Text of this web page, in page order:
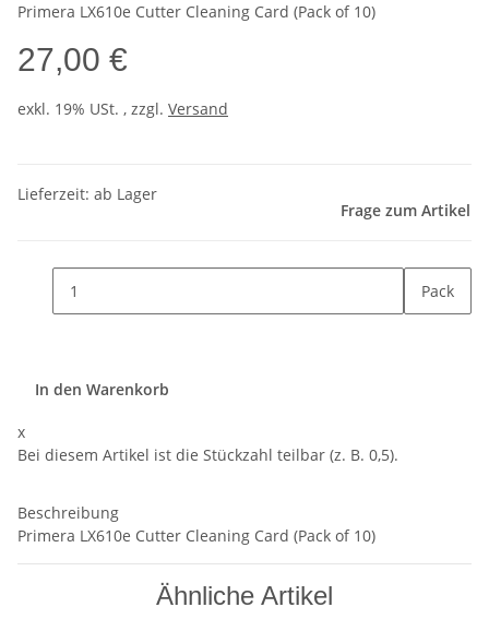
Primera LX610e Cutter Cleaning Card (Pack of 10)
27,00 €
exkl. 19% USt. , zzgl. Versand
Lieferzeit: ab Lager
Frage zum Artikel
Pack
In den Warenkorb
x
Bei diesem Artikel ist die Stückzahl teilbar (z. B. 0,5).
Beschreibung
Primera LX610e Cutter Cleaning Card (Pack of 10)
Ähnliche Artikel